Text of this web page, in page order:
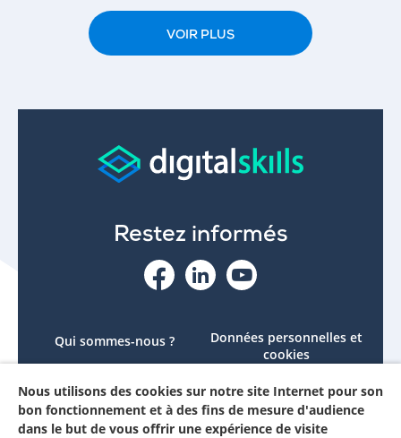
VOIR PLUS
Restez informés
Qui sommes-nous ?
Le projet
Contactez-nous
Mon compte
Données personnelles et
cookies
Accessibilité : non
conforme
Mentions légales
Nous utilisons des cookies sur notre site Internet pour son
bon fonctionnement et à des fins de mesure d'audience
dans le but de vous offrir une expérience de visite